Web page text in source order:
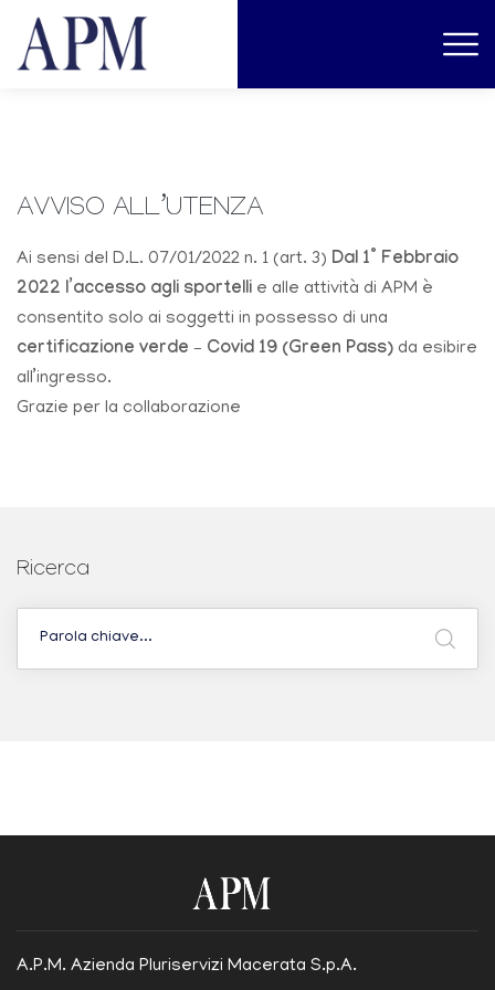
AVVISO ALL’UTENZA
Ai sensi del D.L. 07/01/2022 n. 1 (art. 3) Dal 1° Febbraio
2022 l’accesso agli sportelli e alle attività di APM è
consentito solo ai soggetti in possesso di una
certificazione verde – Covid 19 (Green Pass) da esibire
all’ingresso.
Grazie per la collaborazione
Ricerca
A.P.M. Azienda Pluriservizi Macerata S.p.A.